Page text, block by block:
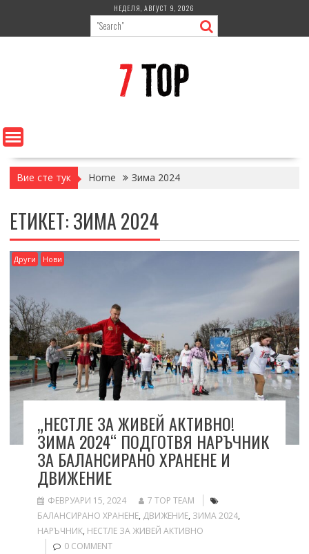
content
НЕДЕЛЯ, АВГУСТ 9, 2026
Вие сте тук Home Зима 2024
ЕТИКЕТ:ЗИМА 2024
Други Нови
„НЕСТЛЕ ЗА ЖИВЕЙ АКТИВНО!
ЗИМА 2024“ ПОДГОТВЯ НАРЪЧНИК
ЗА БАЛАНСИРАНО ХРАНЕНЕ И
ДВИЖЕНИЕ
ФЕВРУАРИ 15, 2024
7 TOP TEAM
БАЛАНСИРАНО ХРАНЕНЕ, ДВИЖЕНИЕ, ЗИМА 2024,
НАРЪЧНИК, НЕСТЛЕ ЗА ЖИВЕЙ АКТИВНО
0 COMMENT